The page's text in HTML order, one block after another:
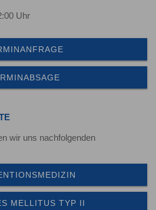
Uhr
wir uns nachfolgenden
MELLITUS TYP II